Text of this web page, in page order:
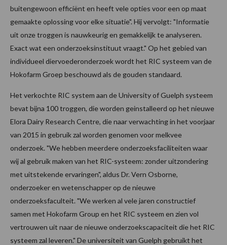
buitengewoon efficiënt en heeft vele opties voor een op maat
gemaakte oplossing voor elke situatie". Hij vervolgt: "Informatie
uit onze troggen is nauwkeurig en gemakkelijk te analyseren.
Exact wat een onderzoeksinstituut vraagt." Op het gebied van
individueel diervoederonderzoek wordt het RIC systeem van de
Hokofarm Groep beschouwd als de gouden standaard.
Het verkochte RIC system aan de University of Guelph systeem
bevat bijna 100 troggen, die worden geinstalleerd op het nieuwe
Elora Dairy Research Centre, die naar verwachting in het voorjaar
van 2015 in gebruik zal worden genomen voor melkvee
onderzoek. "We hebben meerdere onderzoeksfaciliteiten waar
wij al gebruik maken van het RIC-systeem: zonder uitzondering
met uitstekende ervaringen", aldus Dr. Vern Osborne,
onderzoeker en wetenschapper op de nieuwe
onderzoeksfaculteit. "We werken al vele jaren constructief
samen met Hokofarm Group en het RIC systeem en zien vol
vertrouwen uit naar de nieuwe onderzoekscapaciteit die het RIC
systeem zal leveren." De universiteit van Guelph gebruikt het